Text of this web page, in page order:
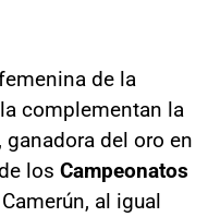
de la
complementan la
, ganadora del oro en
los Campeonatos
al igual